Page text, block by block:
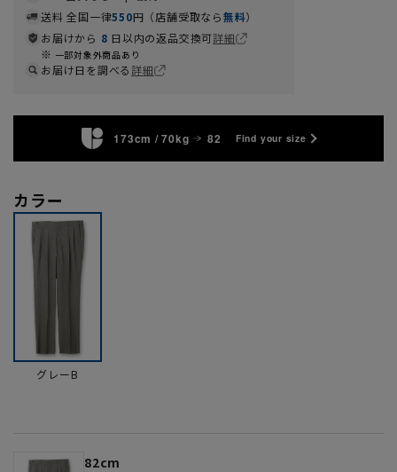
送料 全国一律550円（店舗受取なら無料）
お届けから 8 日以内の返品交換可詳細
一部対象外商品あり
お届け日を調べる詳細
173cm / 70kg 82 Find your size
カラー
グレーB
82cm